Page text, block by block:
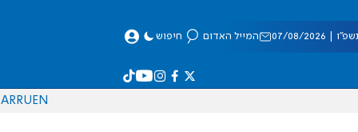
08/2026 המייל האדום חיפוש
EN
RU
AR